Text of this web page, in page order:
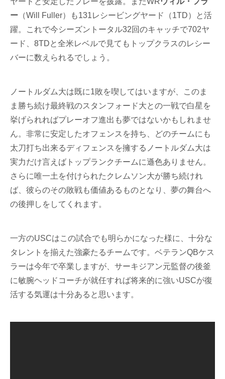
ー （Will Fuller）も131レシービングヤード（1TD）と活
躍。これで今シーズントータル32回のキャッチで702ヤ
ード、8TDと全米レベルで見てもトップクラスのレシー
バーに数えられるでしょう。
ノートルダム大は既に1敗を喫してはいますが、このま
ま勝ち続け最終戦のスタンフォード大との一戦で白星を
挙げられればプレーオフ進出も夢ではないかもしれませ
ん。非常に安定したオフェンスを持ち、どのチームにも
太刀打ち出来るディフェンスを擁するノートルダム大は
実力だけ言えばトップランクチームに遜色ありません。
さらに唯一土を付けられたクレムソン大が勝ち続けれ
ば、彼らのその敗戦も価値あるものとなり、夢の舞台へ
の後押しをしてくれます。
一方のUSCはこの試合でも明らかになった様に、十分な
タレントを揃えた強豪たるチームです。ベテランQBケス
ラーは今年で卒業しますが、サーキジアン元監督の後釜
に敏腕ヘッドコーチが就任すれば将来的に強いUSCが復
活する気運は十分あると思います。